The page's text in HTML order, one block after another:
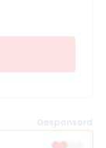
Gesponsord